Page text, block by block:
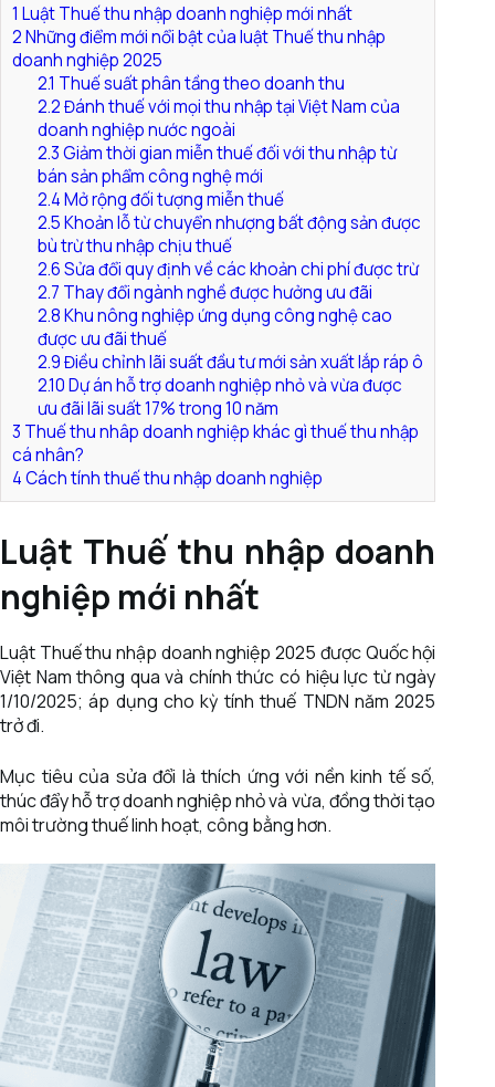
1 Luật Thuế thu nhập doanh nghiệp mới nhất
2Những điểm mới nổi bật của luật Thuế thu nhập
doanh nghiệp 2025
2.1 Thuế suất phân tầng theo doanh thu
2.2Đánh thuế với mọi thu nhập tại Việt Nam của
doanh nghiệp nước ngoài
2.3Giảm thời gian miễn thuế đối với thu nhập từ
bán sản phẩm công nghệ mới
2.4Mở rộng đối tượng miễn thuế
2.5Khoản lỗ từ chuyển nhượng bất động sản được
bù trừ thu nhập chịu thuế
2.6Sửa đổi quy định về các khoản chi phí được trừ
2.7 Thay đổi ngành nghề được hưởng ưu đãi
2.8Khu nông nghiệp ứng dụng công nghệ cao
được ưu đãi thuế
2.9Điều chỉnh lãi suất đầu tư mới sản xuất lắp ráp ô
2.10Dự án hỗ trợ doanh nghiệp nhỏ và vừa được
ưu đãi lãi suất 17% trong 10 năm
3 Thuế thu nhâp doanh nghiệp khác gì thuế thu nhập
cá nhân?
4Cách tính thuế thu nhập doanh nghiệp
Luật Thuế thu nhập doanh
nghiệp mới nhất
Luật Thuế thu nhập doanh nghiệp 2025 được Quốc hội
Việt Nam thông qua và chính thức có hiệu lực từ ngày
1/10/2025; áp dụng cho kỳ tính thuế TNDN năm 2025
trở đi.
Mục tiêu của sửa đổi là thích ứng với nền kinh tế số,
thúc đẩy hỗ trợ doanh nghiệp nhỏ và vừa, đồng thời tạo
môi trường thuế linh hoạt, công bằng hơn.